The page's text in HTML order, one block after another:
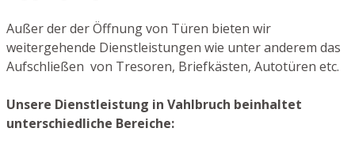
Außer der der Öffnung von Türen bieten wir
weitergehende Dienstleistungen wie unter anderem das
Aufschließen von Tresoren, Briefkästen, Autotüren etc.
Unsere Dienstleistung in Vahlbruch beinhaltet
unterschiedliche Bereiche: